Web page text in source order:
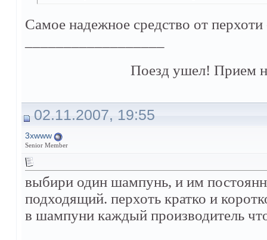
Самое надежное средство от
Поезд ушел! Прием
02.11.2007, 19:55
3xwww
Senior Member
выбири один шампунь, и им
подходящий. перхоть кратко и
в шампуни каждый производитель